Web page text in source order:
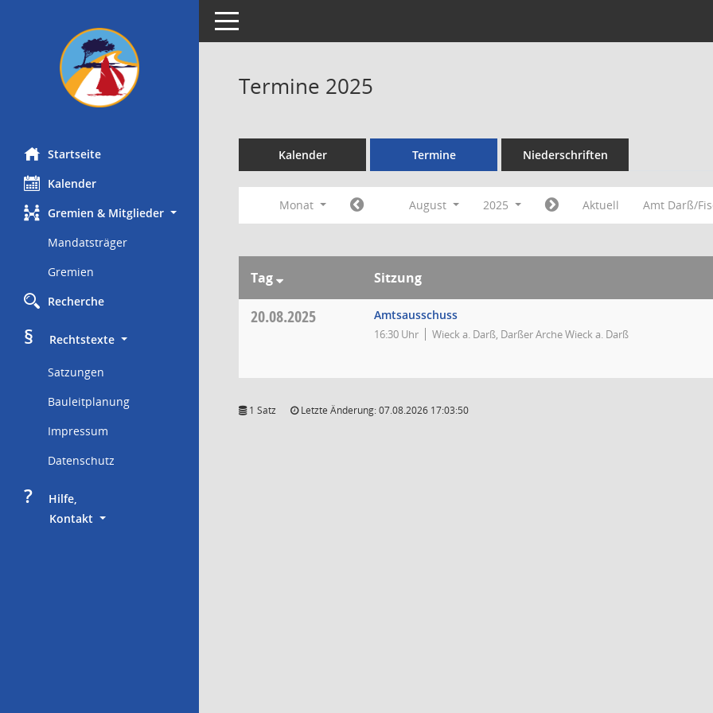
Startseite
Kalender
Gremien & Mitglieder
Mandatsträger
Gremien
Recherche
§
     Rechtstexte
Satzungen
Bauleitplanung
Impressum
Datenschutz
?
     Hilfe,
Kontakt
Toggle navigation
Termine 2025
Kalender Termine Niederschriften
Monat August 2025 Aktuell Amt Darß/
Tag Sitzung
20.08.2025 Amtsausschuss
16:30 Uhr Wieck a. Darß, Darßer Arche Wieck a. Darß
1 Satz Letzte Änderung: 07.08.2026 17:03:50